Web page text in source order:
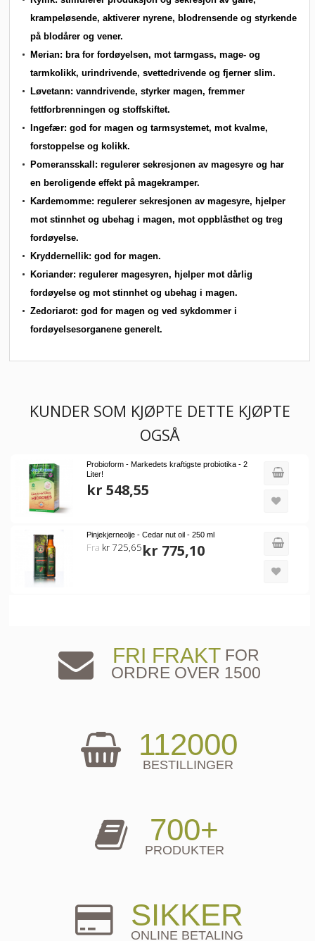
krampeløsende, aktiverer nyrene, blodrensende og styrkende
på blodårer og vener.
Merian: bra for fordøyelsen, mot tarmgass, mage- og
tarmkolikk, urindrivende, svettedrivende og fjerner slim.
Løvetann: vanndrivende, styrker magen, fremmer
fettforbrenningen og stoffskiftet.
Ingefær: god for magen og tarmsystemet, mot kvalme,
forstoppelse og kolikk.
Pomeransskall: regulerer sekresjonen av magesyre og har
en beroligende effekt på magekramper.
Kardemomme: regulerer sekresjonen av magesyre, hjelper
mot stinnhet og ubehag i magen, mot oppblåsthet og treg
fordøyelse.
Kryddernellik: god for magen.
Koriander: regulerer magesyren, hjelper mot dårlig
fordøyelse og mot stinnhet og ubehag i magen.
Zedoriarot: god for magen og ved sykdommer i
fordøyelsesorganene generelt.
KUNDER SOM KJØPTE DETTE KJØPTE
OGSÅ
Probioform - Markedets kraftigste probiotika - 2
Liter!
kr 548,55
Pinjekjerneolje - Cedar nut oil - 250 ml
kr 775,10
Fra kr 725,65
FRI FRAKTFOR
ORDRE OVER 1500
112000
BESTILLINGER
700+
PRODUKTER
SIKKER
ONLINE BETALING